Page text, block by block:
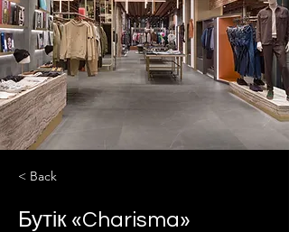
< Back
Бутік «Charisma»